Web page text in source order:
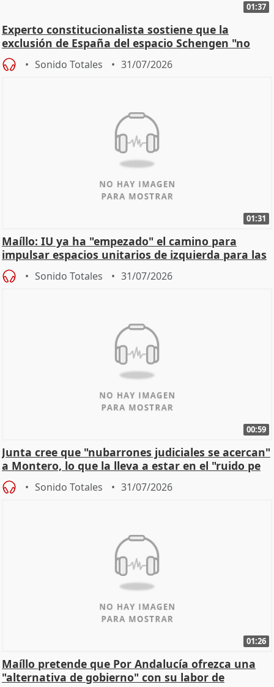
01:37
Experto constitucionalista sostiene que la
exclusión de España del espacio Schengen "no
existe"
Sonido Totales 31/07/2026
01:31
Maíllo: IU ya ha "empezado" el camino para
impulsar espacios unitarios de izquierda para las
locales
Sonido Totales 31/07/2026
00:59
Junta cree que "nubarrones judiciales se acercan"
a Montero, lo que la lleva a estar en el "ruido pe
Sonido Totales 31/07/2026
01:26
Maíllo pretende que Por Andalucía ofrezca una
"alternativa de gobierno" con su labor de